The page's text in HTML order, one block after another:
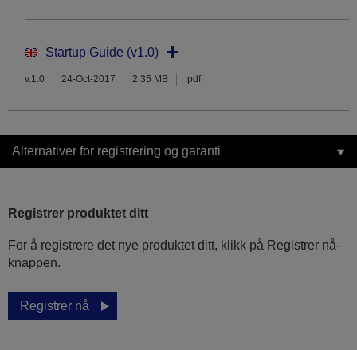
Startup Guide (v1.0)
v.1.0 24-Oct-2017 2.35 MB .pdf
Alternativer for registrering og garanti
Registrer produktet ditt
For å registrere det nye produktet ditt, klikk på Registrer nå-
knappen.
Registrer nå